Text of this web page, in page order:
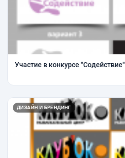
Участие в конкурсе "Содействие"
ДИЗАЙН И БРЕНДИНГ